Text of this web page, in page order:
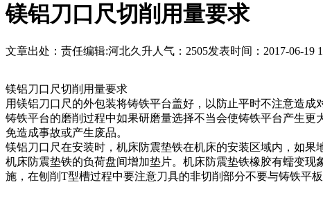
镁铝刀口尺切削用量要求
文章出处： 责任编辑:河北久升人气： 2505发表时间：2017-06-19
镁铝刀口尺切削用量要求
用镁铝刀口尺的外包装将铸铁平台盖好，以防止平时不注意造
铸铁平台的磨削过程中如果研磨量选择不当会使铸铁平台产生
免造成事故或产生废品。
镁铝刀口尺在安装时，机床防震垫铁在机床的安装区域内，如果
机床防震垫铁的负荷盘间增加垫片。机床防震垫铁橡胶有蠕变
施，在刨削T型槽过程中要注意刀具的非切削部分不要与铸铁平